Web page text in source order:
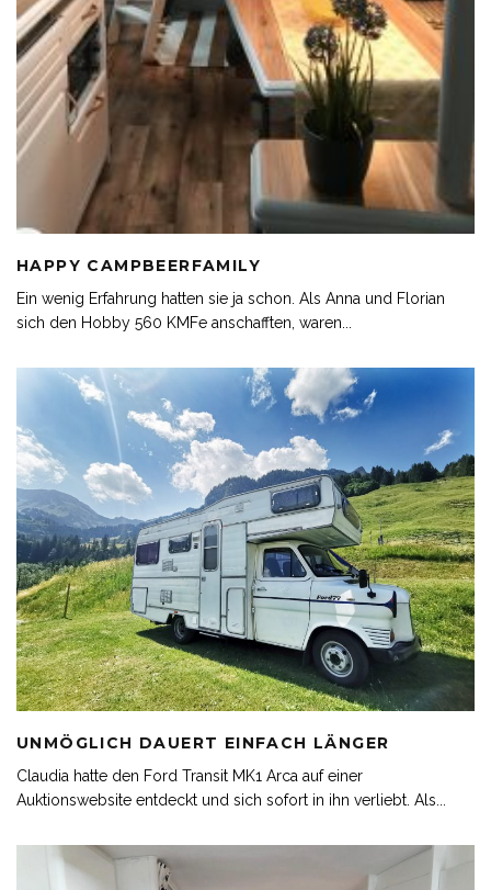
HAPPY CAMPBEERFAMILY
Ein wenig Erfahrung hatten sie ja schon. Als Anna und Florian
sich den Hobby 560 KMFe anschafften, waren
UNMÖGLICH DAUERT EINFACH LÄNGER
Claudia hatte den Ford Transit MK1 Arca auf einer
Auktionswebsite entdeckt und sich sofort in ihn verliebt. Als